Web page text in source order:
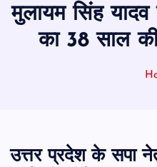
मुलायम सिंह
का 38 साल
उत्तर प्रदेश के सपा